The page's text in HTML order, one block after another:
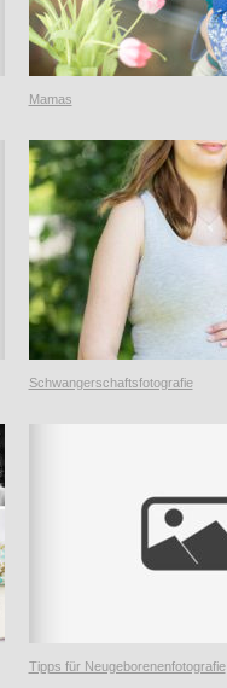
Mamas
Schwangerschaftsfotografie
Tipps für Neugeborenenfotografie